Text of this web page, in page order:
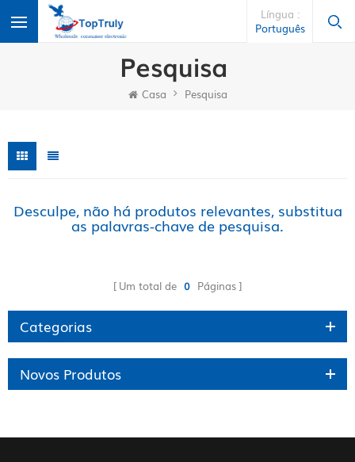
Língua :
Português
Pesquisa
Casa Pesquisa
Desculpe, não há produtos relevantes, substitua
as palavras-chave de pesquisa.
Um total de 0 Páginas
Categorias
Novos Produtos